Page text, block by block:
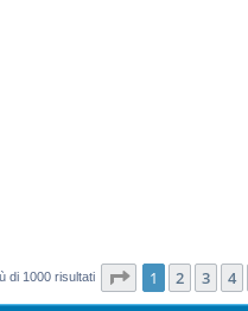
di 1000 risultati Pagina di 20
1 2 3 4